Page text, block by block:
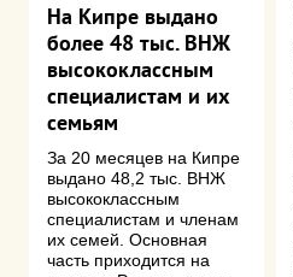
На Кипре выдано
более 48 тыс. ВНЖ
высококлассным
специалистам и их
семьям
За 20 месяцев на Кипре
выдано 48,2 тыс. ВНЖ
высококлассным
специалистам и членам
их семей. Основная
часть приходится на